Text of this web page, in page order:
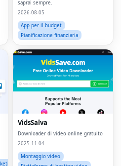
saprai sempre.
2026-08-05
App per il budget
Pianificazione finanziaria
VidsSalva
Downloader di video online gratuito
2025-11-04
Montaggio video